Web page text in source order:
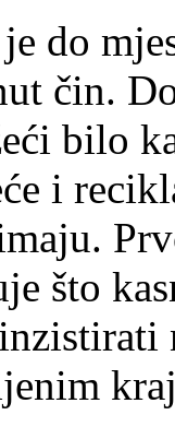
čin.
bilo
i
što